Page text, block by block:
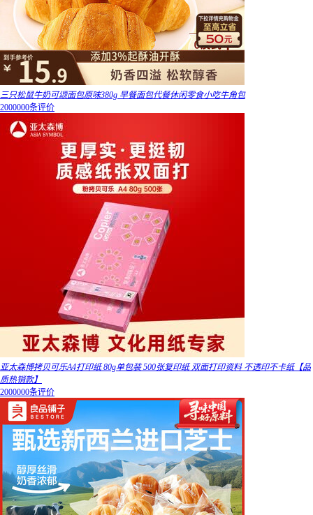
三只松鼠牛奶可颂面包原味380g 早餐面包代餐休闲零食小吃牛角包
2000000条评价
亚太森博拷贝可乐A4打印纸 80g单包装 500张复印纸 双面打印资料 不透印不卡纸【品
质热销款】
2000000条评价